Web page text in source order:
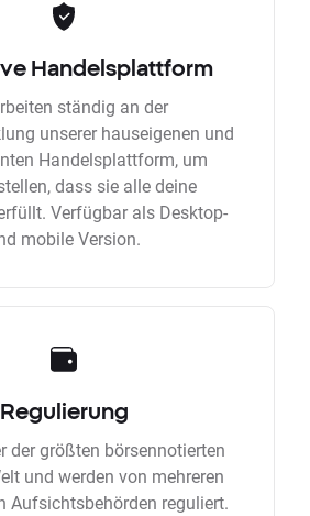
Handelsplattform
ständig an der
unserer hauseigenen und
Handelsplattform, um
dass sie alle deine
Verfügbar als Desktop-
mobile Version.
Regulierung
der größten börsennotierten
und werden von mehreren
Aufsichtsbehörden reguliert.